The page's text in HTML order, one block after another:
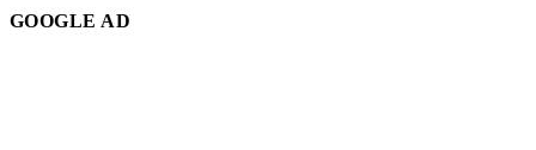
GOOGLE AD